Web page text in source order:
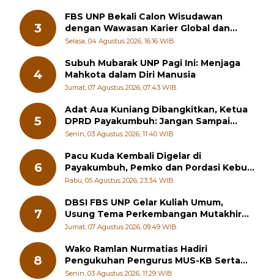
3
FBS UNP Bekali Calon Wisudawan
dengan Wawasan Karier Global dan
Kewirausahaan Kreatif
Selasa, 04 Agustus 2026, 16:16 WIB
4
Subuh Mubarak UNP Pagi Ini: Menjaga
Mahkota dalam Diri Manusia
Jumat, 07 Agustus 2026, 07:43 WIB
5
Adat Aua Kuniang Dibangkitkan, Ketua
DPRD Payakumbuh: Jangan Sampai
Generasi Muda Hilang Jati Diri
Senin, 03 Agustus 2026, 11:40 WIB
6
Pacu Kuda Kembali Digelar di
Payakumbuh, Pemko dan Pordasi Kebut
Persiapan!
Rabu, 05 Agustus 2026, 23:34 WIB
7
DBSI FBS UNP Gelar Kuliah Umum,
Usung Tema Perkembangan Mutakhir
Sastra Dunia
Jumat, 07 Agustus 2026, 09:49 WIB
8
Wako Ramlan Nurmatias Hadiri
Pengukuhan Pengurus MUS-KB Serta
LMKB Periode 2026-2031,
Senin, 03 Agustus 2026, 11:29 WIB